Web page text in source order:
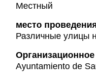
Местный
место
Различные улицы
Ayuntamiento de